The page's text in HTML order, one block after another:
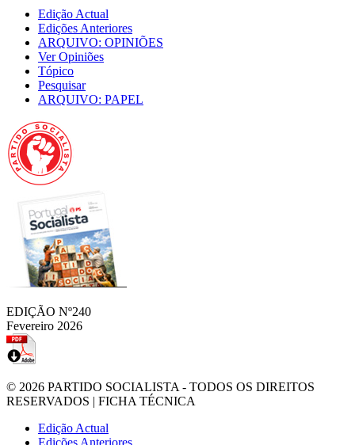
Edição Actual
Edições Anteriores
ARQUIVO: OPINIÕES
Ver Opiniões
Tópico
Pesquisar
ARQUIVO: PAPEL
EDIÇÃO Nº240
Fevereiro 2026
© 2026 PARTIDO SOCIALISTA - TODOS OS DIREITOS
RESERVADOS | FICHA TÉCNICA
Edição Actual
Edições Anteriores